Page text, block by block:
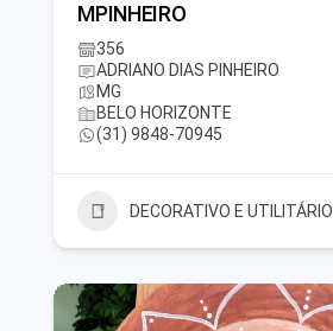
MPINHEIRO
356
ADRIANO DIAS PINHEIRO
MG
BELO HORIZONTE
(31) 9848-70945
DECORATIVO E UTILITÁRIO